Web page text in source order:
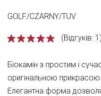
GOLF/CZARNY/TUV
(Відгуків: 1)
Біокамін з простим і
оригінальною прикрасою
Елегантна форма